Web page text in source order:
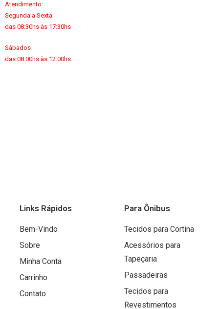
Atendimento:
Segunda a Sexta
das 08:30hs às 17:30hs
Sábados
das 08:00hs às 12:00hs.
Links Rápidos
Bem-Vindo
Sobre
Minha Conta
Carrinho
Contato
Para Ônibus
Tecidos para Cortina
Acessórios para
Tapeçaria
Passadeiras
Tecidos para
Revestimentos